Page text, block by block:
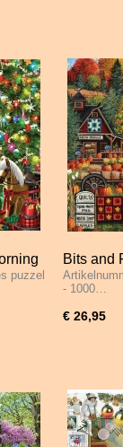
puzzel
Bits and
Fall -
- 1000…
€ 26,95